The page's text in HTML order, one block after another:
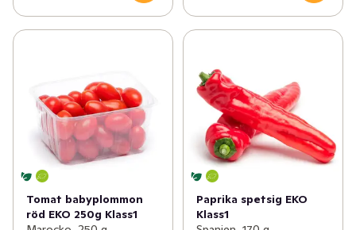
Tomat babyplommon
röd EKO 250g Klass1
Paprika spetsig EKO
Klass1